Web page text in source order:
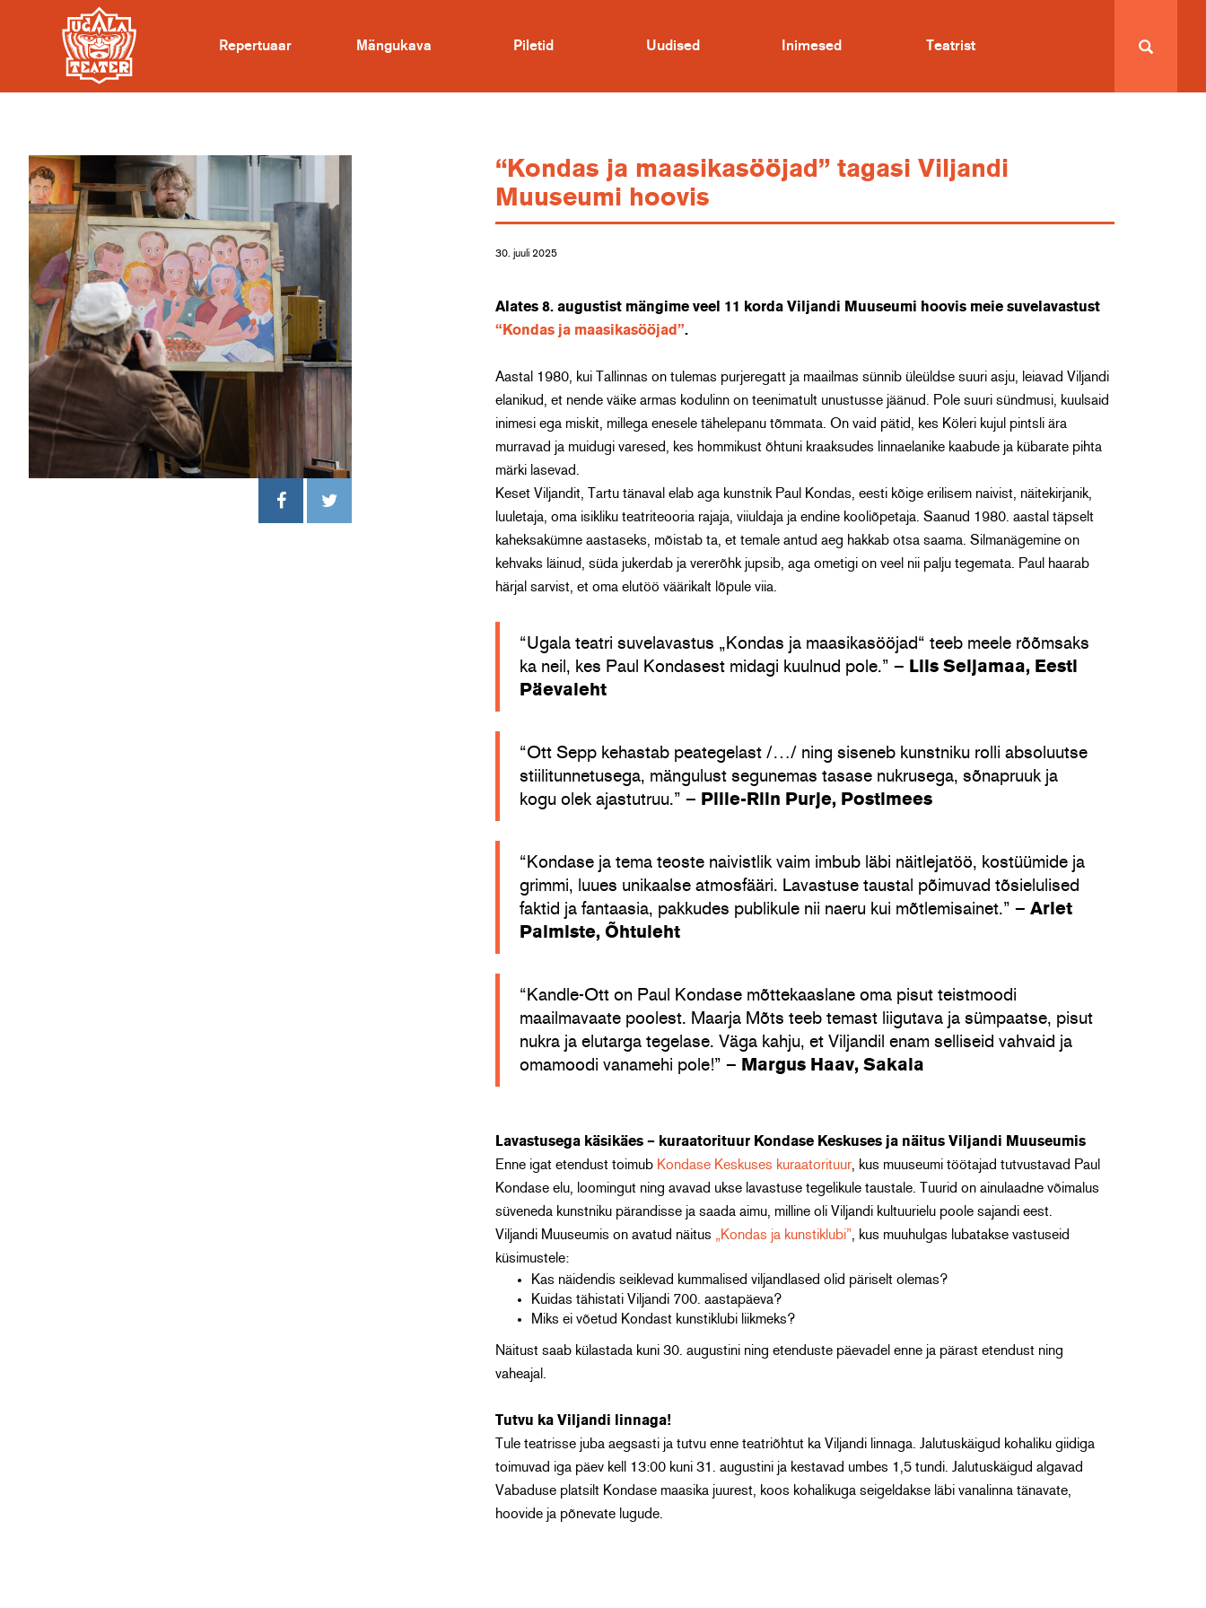
Repertuaar Mängukava Piletid Uudised Inimesed Teatrist
“Kondas ja maasikasööjad” tagasi Viljandi
Muuseumi hoovis
30. juuli 2025
Alates 8. augustist mängime veel 11 korda Viljandi Muuseumi hoovis meie suvelavastust
“Kondas ja maasikasööjad”.
Aastal 1980, kui Tallinnas on tulemas purjeregatt ja maailmas sünnib üleüldse suuri asju, leiavad Viljandi
elanikud, et nende väike armas kodulinn on teenimatult unustusse jäänud. Pole suuri sündmusi, kuulsaid
inimesi ega miskit, millega enesele tähelepanu tõmmata. On vaid pätid, kes Köleri kujul pintsli ära
murravad ja muidugi varesed, kes hommikust õhtuni kraaksudes linnaelanike kaabude ja kübarate pihta
märki lasevad.
Keset Viljandit, Tartu tänaval elab aga kunstnik Paul Kondas, eesti kõige erilisem naivist, näitekirjanik,
luuletaja, oma isikliku teatriteooria rajaja, viiuldaja ja endine kooliõpetaja. Saanud 1980. aastal täpselt
kaheksakümne aastaseks, mõistab ta, et temale antud aeg hakkab otsa saama. Silmanägemine on
kehvaks läinud, süda jukerdab ja vererõhk jupsib, aga ometigi on veel nii palju tegemata. Paul haarab
härjal sarvist, et oma elutöö väärikalt lõpule viia.
“Ugala teatri suvelavastus „Kondas ja maasikasööjad“ teeb meele rõõmsaks
ka neil, kes Paul Kondasest midagi kuulnud pole.” – Liis Seljamaa, Eesti
Päevaleht
“Ott Sepp kehastab peategelast /…/ ning siseneb kunstniku rolli absoluutse
stiilitunnetusega, mängulust segunemas tasase nukrusega, sõnapruuk ja
kogu olek ajastutruu.” – Pille-Riin Purje, Postimees
“Kondase ja tema teoste naivistlik vaim imbub läbi näitlejatöö, kostüümide ja
grimmi, luues unikaalse atmosfääri. Lavastuse taustal põimuvad tõsielulised
faktid ja fantaasia, pakkudes publikule nii naeru kui mõtlemisainet.” – Arlet
Palmiste, Õhtuleht
“Kandle-Ott on Paul Kondase mõttekaaslane oma pisut teistmoodi
maailmavaate poolest. Maarja Mõts teeb temast liigutava ja sümpaatse, pisut
nukra ja elutarga tegelase. Väga kahju, et Viljandil enam selliseid vahvaid ja
omamoodi vanamehi pole!” – Margus Haav, Sakala
Lavastusega käsikäes – kuraatorituur Kondase Keskuses ja näitus Viljandi Muuseumis
Enne igat etendust toimub Kondase Keskuses kuraatorituur , kus muuseumi töötajad tutvustavad Paul
Kondase elu, loomingut ning avavad ukse lavastuse tegelikule taustale. Tuurid on ainulaadne võimalus
süveneda kunstniku pärandisse ja saada aimu, milline oli Viljandi kultuurielu poole sajandi eest.
Viljandi Muuseumis on avatud näitus
„Kondas ja kunstiklubi” , kus muuhulgas lubatakse vastuseid
küsimustele:
Kas näidendis seiklevad kummalised viljandlased olid päriselt olemas?
Kuidas tähistati Viljandi 700. aastapäeva?
Miks ei võetud Kondast kunstiklubi liikmeks?
Näitust saab külastada kuni 30. augustini ning etenduste päevadel enne ja pärast etendust ning
vaheajal.
Tutvu ka Viljandi linnaga!
Tule teatrisse juba aegsasti ja tutvu enne teatriõhtut ka Viljandi linnaga. Jalutuskäigud kohaliku giidiga
toimuvad iga päev kell 13:00 kuni 31. augustini ja kestavad umbes 1,5 tundi. Jalutuskäigud algavad
Vabaduse platsilt Kondase maasika juurest, koos kohalikuga seigeldakse läbi vanalinna tänavate,
hoovide ja põnevate lugude.